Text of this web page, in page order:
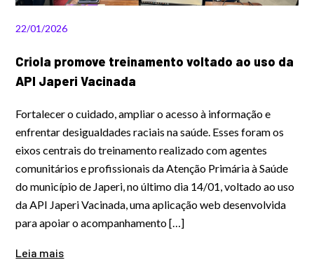
22/01/2026
Criola promove treinamento voltado ao uso da
API Japeri Vacinada
Fortalecer o cuidado, ampliar o acesso à informação e
enfrentar desigualdades raciais na saúde. Esses foram os
eixos centrais do treinamento realizado com agentes
comunitários e profissionais da Atenção Primária à Saúde
do município de Japeri, no último dia 14/01, voltado ao uso
da API Japeri Vacinada, uma aplicação web desenvolvida
para apoiar o acompanhamento […]
Leia mais